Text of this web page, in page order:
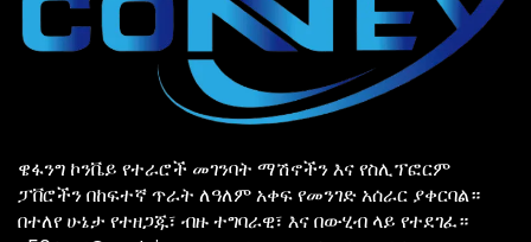
ዌፋንግ ኮንቬይ የተራሮች መገንባት ማሽኖችን እና የስሊፕፎርም
ፓቨሮችን በከፍተኛ ጥራት ለዓለም አቀፍ የመንገድ አሰራር ያቀርባል።
በተለየ ሁኔታ የተዘጋጁ፣ ብዙ ተግባራዊ፣ እና በውሂብ ላይ የተደገፈ።